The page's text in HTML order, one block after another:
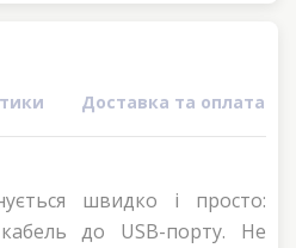
Доставка та оплата
швидко і просто:
до USB-порту. Не